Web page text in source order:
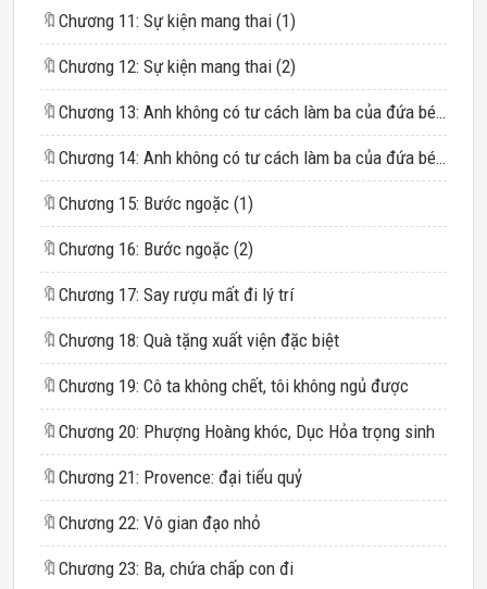
🔖 Chương 11: Sự kiện mang thai (1)
🔖 Chương 12: Sự kiện mang thai (2)
🔖 Chương 13: Anh không có tư cách làm ba của đứa bé (1)
🔖 Chương 14: Anh không có tư cách làm ba của đứa bé (2)
🔖 Chương 15: Bước ngoặc (1)
🔖 Chương 16: Bước ngoặc (2)
🔖 Chương 17: Say rượu mất đi lý trí
🔖 Chương 18: Quà tặng xuất viện đặc biệt
🔖 Chương 19: Cô ta không chết, tôi không ngủ được
🔖 Chương 20: Phượng Hoàng khóc, Dục Hỏa trọng sinh
🔖 Chương 21: Provence: đại tiểu quỷ
🔖 Chương 22: Vô gian đạo nhỏ
🔖 Chương 23: Ba, chứa chấp con đi